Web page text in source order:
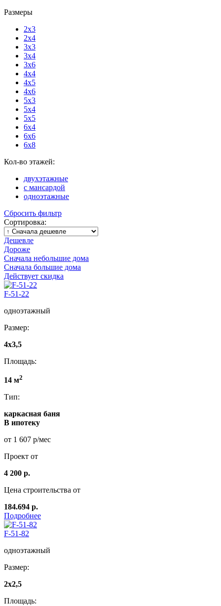
Размеры
2x3
2x4
3x3
3x4
3x6
4x4
4x5
4x6
5x3
5x4
5x5
6x4
6x6
6x8
Кол-во этажей:
двухэтажные
с мансардой
одноэтажные
Сбросить фильтр
Сортировка:
Дешевле
Дороже
Сначала небольшие дома
Сначала большие дома
Действует скидка
F-51-22
одноэтажный
Размер:
4x3,5
Площадь:
14 м2
Тип:
каркасная баня
В ипотеку
от 1 607 р/мес
Проект от
4 200 р.
Цена строительства от
184.694 р.
Подробнее
F-51-82
одноэтажный
Размер:
2x2,5
Площадь: